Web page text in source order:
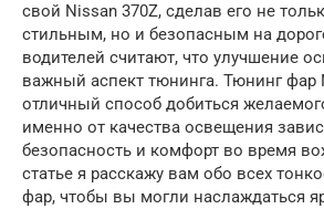
свой Nissan 370Z, сделав его не
стильным, но и безопасным на
водителей считают, что улучшение
важный аспект тюнинга. Тюнинг фар
отличный способ добиться
именно от качества освещения
безопасность и комфорт во время
статье я расскажу вам обо всех
фар, чтобы вы могли наслаждаться